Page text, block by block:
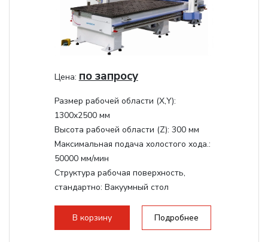
Цена: по запросу
Размер рабочей области (Х,Y):
1300x2500 мм
Высота рабочей области (Z): 300 мм
Максимальная подача холостого хода.:
50000 мм/мин
Структура рабочая поверхность,
стандартно: Вакуумный стол
Мощность инвертора:
10500 Вт
Охлаждение шпинделя:Воздушное
В корзину Подробнее